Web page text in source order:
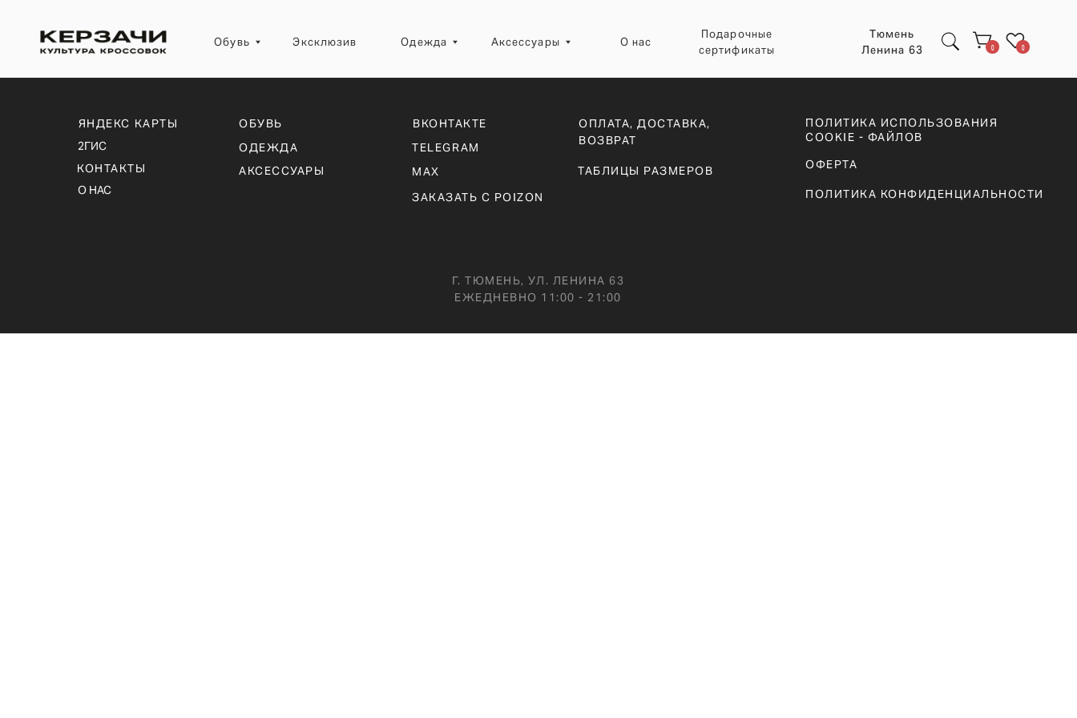
Эксклюзив
Обувь Аксессуары О нас
Ресейл-зона
сертификаты
ВКОНТАКТЕ
TELEGRAM
MAX
ЯНДЕКС КАРТЫ
2ГИС
ОПЛАТА, ДОСТАВКА,
ВОЗВРАТ
ПОЛИТИКА КОНФИДЕНЦИАЛЬНОСТИ
ПОЛИТИКА ИСПОЛЬЗОВАНИЯ
COOKIE - ФАЙЛОВ
ОФЕРТА
КОНТАКТЫ
ОБУВЬ
ОДЕЖДА
АКСЕССУАРЫ
ТАБЛИЦЫ РАЗМЕРОВ
ЗАКАЗАТЬ С POIZON
Г. ТЮМЕНЬ, УЛ. ЛЕНИНА 63
ЕЖЕДНЕВНО 11:00 - 21:00
О НАС